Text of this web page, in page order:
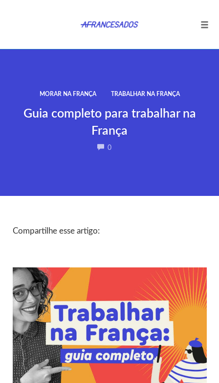
MORAR NA FRANÇA TRABALHAR NA FRANÇA
Guia completo para trabalhar na
França
0COMMENTS
Compartilhe esse artigo: